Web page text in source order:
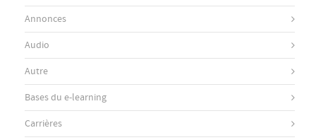
Annonces
Audio
Autre
Bases du e-learning
Carrières